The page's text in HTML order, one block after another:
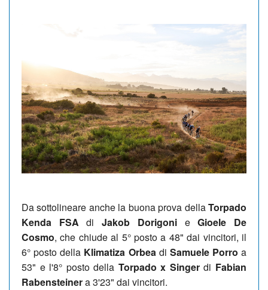
Da sottolineare anche la buona prova dellaTorpado
Kenda FSA diJakob DorigonieGioele De
Cosmo, che chiude al 5° posto a 48" dai vincitori, il
6° posto della Klimatiza Orbeadi Samuele Porro a
53" e l'8° posto della Torpado x Singerdi Fabian
Rabensteinera 3'23" dai vincitori.